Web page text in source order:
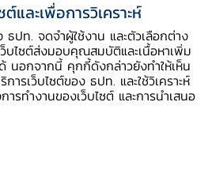
จ้าหนี้ทวงหนี้ได้ใน
งหนี้ได้อย่างไร
นี้แบบไหนบ้าง?
ข้อห้ามจะมีผลอย่างไร?
และเพื่อการวิเคราะห์
ธปท. จดจำผู้ใช้งาน และตัวเลือกต่าง
บไซต์ส่งมอบคุณสมบัติและเนื้อหาเพิ่ม
นอกจากนี้ คุกกี้ดังกล่าวยังทำให้เห็น
รเว็บไซต์ของ ธปท. และใช้วิเคราะห์
รทำงานของเว็บไซต์ และการนำเสนอ